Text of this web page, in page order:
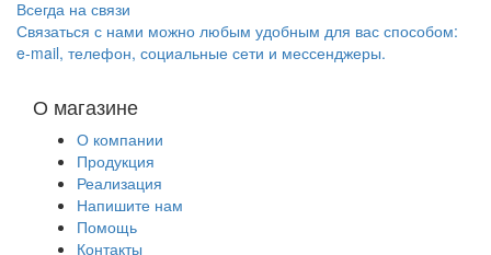
Всегда на связи
Связаться с нами можно любым удобным для вас способом:
e-mail, телефон, социальные сети и мессенджеры.
О магазине
О компании
Продукция
Реализация
Напишите нам
Помощь
Контакты